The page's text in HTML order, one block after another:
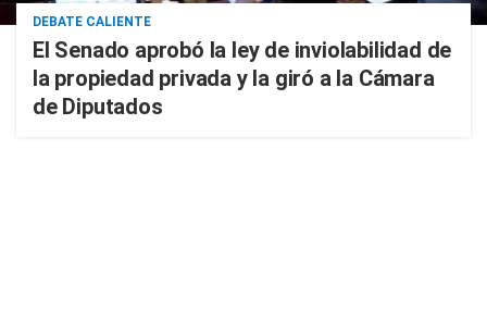
DEBATE CALIENTE
El Senado aprobó la ley de inviolabilidad de
la propiedad privada y la giró a la Cámara
de Diputados